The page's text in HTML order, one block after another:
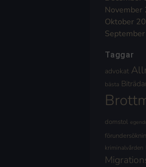
November
Oktober
Taggar
advokat
bästa
domstol
kriminalvården